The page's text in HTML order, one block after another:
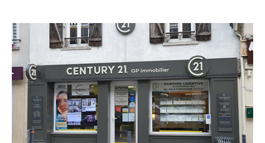
CENTURY 21 GP Immobilier
133 rue du Général de Gaulle
DAMMARTIN EN GOELE - 77230
Envoyer un message